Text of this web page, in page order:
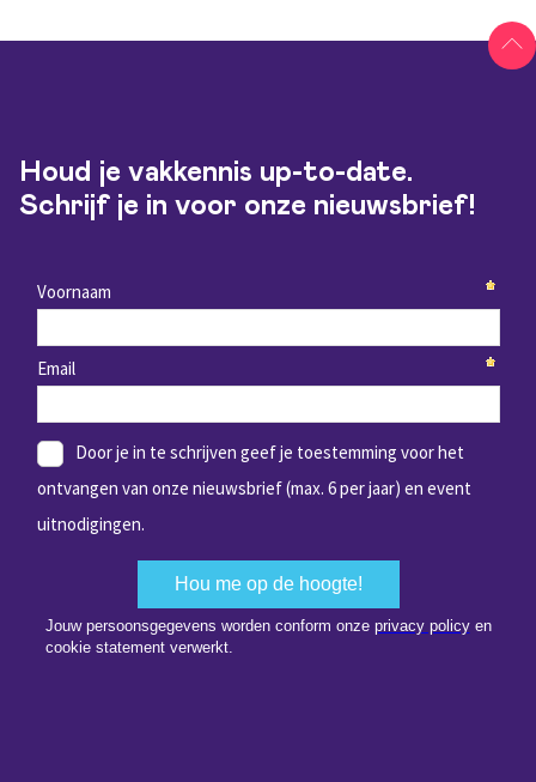
Houd je vakkennis up-to-date.
Schrijf je in voor onze nieuwsbrief!